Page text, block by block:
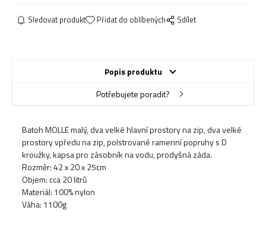
Sledovat produkt Přidat do oblíbených Sdílet
Popis produktu
Potřebujete poradit?
Batoh MOLLE malý, dva velké hlavní prostory na zip, dva velké
prostory vpředu na zip, polstrované ramenní popruhy s D
kroužky, kapsa pro zásobník na vodu, prodyšná záda.
Rozměr: 42 x 20 x 25cm
Objem: cca 20 litrů
Materiál: 100% nylon
Váha: 1100g